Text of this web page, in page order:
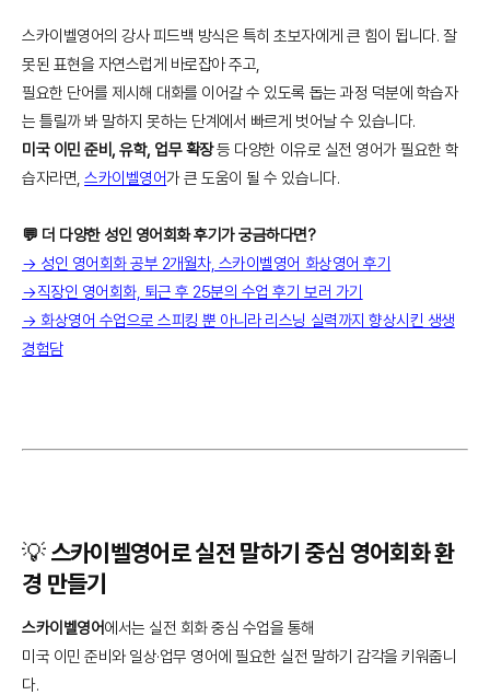
스카이벨영어의 강사 피드백 방식은 특히 초보자에게 큰 힘이 됩니다. 잘
못된 표현을 자연스럽게 바로잡아 주고,
필요한 단어를 제시해 대화를 이어갈 수 있도록 돕는 과정 덕분에 학습자
는 틀릴까 봐 말하지 못하는 단계에서 빠르게 벗어날 수 있습니다.
미국 이민 준비, 유학, 업무 확장등 다양한 이유로 실전 영어가 필요한 학
습자라면,스카이벨영어가 큰 도움이 될 수 있습니다.
💬 더 다양한 성인 영어회화 후기가 궁금하다면?
→ 성인 영어회화 공부 2개월차, 스카이벨영어 화상영어 후기
→직장인 영어회화, 퇴근 후 25분의 수업 후기 보러 가기
→ 화상영어 수업으로 스피킹 뿐 아니라 리스닝 실력까지 향상시킨 생생
경험담
💡 스카이벨영어로 실전 말하기 중심 영어회화 환
경 만들기
스카이벨영어에서는 실전 회화 중심 수업을 통해
미국 이민 준비와 일상·업무 영어에 필요한 실전 말하기 감각을 키워줍니
다.